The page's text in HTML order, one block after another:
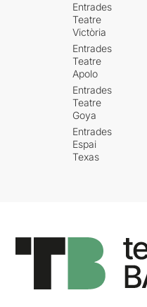
Entrades
Teatre
Victòria
Entrades
Teatre
Apolo
Entrades
Teatre
Goya
Entrades
Espai
Texas